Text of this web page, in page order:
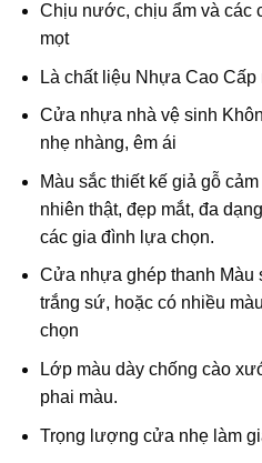
Chịu nước, chịu ẩm và các
mọt
Là chất liệu Nhựa Cao
Cửa nhựa nhà vệ sinh
nhẹ nhàng, êm ái
Màu sắc thiết kế giả gỗ
nhiên thật, đẹp mắt, đa
các gia đình lựa chọn.
Cửa nhựa ghép thanh Màu
trắng sứ, hoặc có nhiều
chọn
Lớp màu dày chống cào
phai màu.
Trọng lượng cửa nhẹ làm